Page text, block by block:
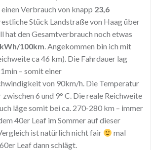
Verbrauch von knapp 23,6
Stück Landstraße von Haag über
hat den Gesamtverbrauch noch etwas
100km. Angekommen bin ich mit
ca 46 km). Die Fahrdauer lag
– somit einer
von 90km/h. Die Temperatur
6 und 9° C. Die reale Reichweite
läge somit bei ca. 270-280 km – immer
40er Leaf im Sommer auf dieser
ist natürlich nicht fair
mal
Leaf dann schlägt.